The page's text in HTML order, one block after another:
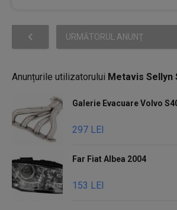
URMĂTORUL ANUNŢ
Anunțurile utilizatorului Metavis Sellyn
Galerie Evacuare Volvo
297 LEI
Far Fiat Albea 2004
153 LEI